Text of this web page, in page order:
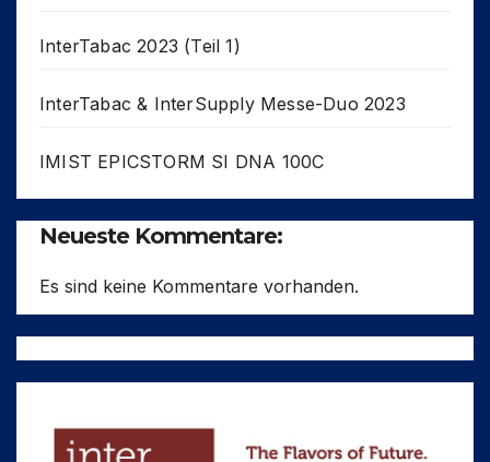
InterTabac 2023 (Teil 1)
InterTabac & InterSupply Messe-Duo 2023
IMIST EPICSTORM SI DNA 100C
Neueste Kommentare:
Es sind keine Kommentare vorhanden.